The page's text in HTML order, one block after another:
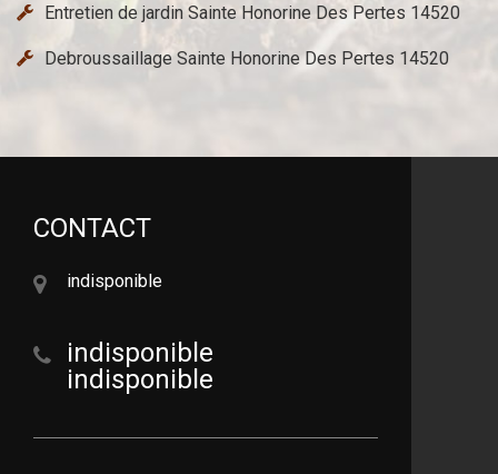
Entretien de jardin Sainte Honorine Des Pertes 14520
Debroussaillage Sainte Honorine Des Pertes 14520
CONTACT
indisponible
indisponible
indisponible